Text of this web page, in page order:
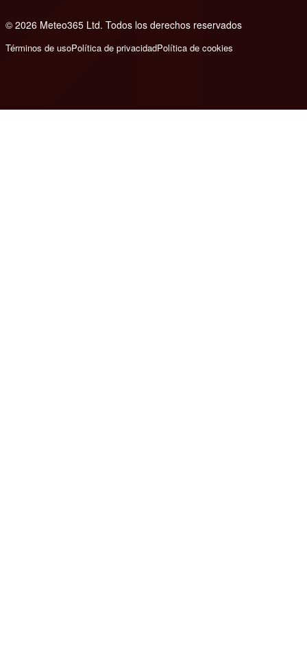
© 2026 Meteo365 Ltd. Todos los derechos reservados
Términos de usoPolítica de privacidadPolítica de cookies